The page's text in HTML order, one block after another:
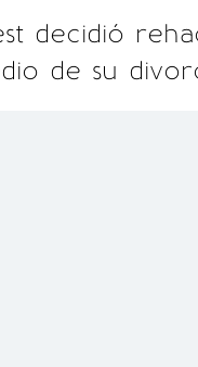
decidió
de su